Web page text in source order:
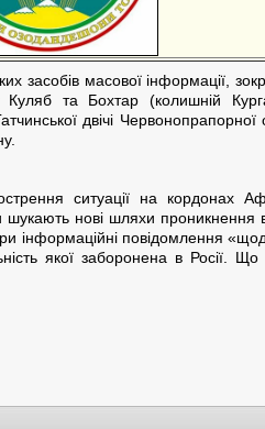
засобів масової інформації,
Куляб та Бохтар (колишній
двічі
ситуації на кордонах
нові шляхи проникнення
інформаційні повідомлення
якої заборонена в